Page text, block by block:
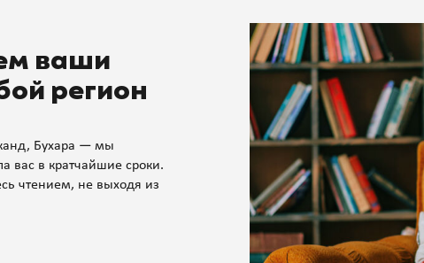
ваши
регион
Бухара — мы
вас в кратчайшие сроки.
чтением, не выходя из